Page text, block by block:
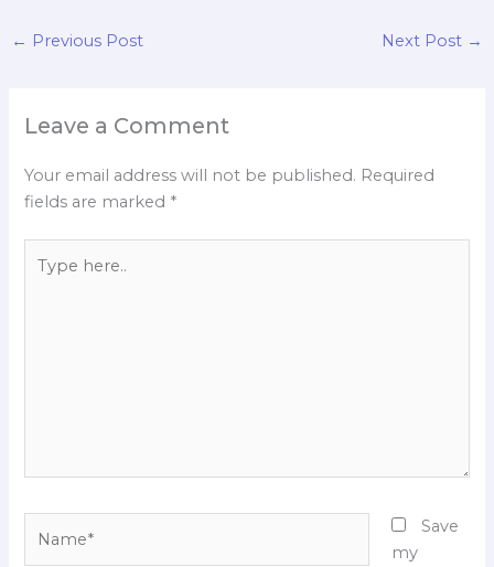
← Previous Post Next Post →
Leave a Comment
Your email address will not be published. Required
fields are marked *
here..
Save
my